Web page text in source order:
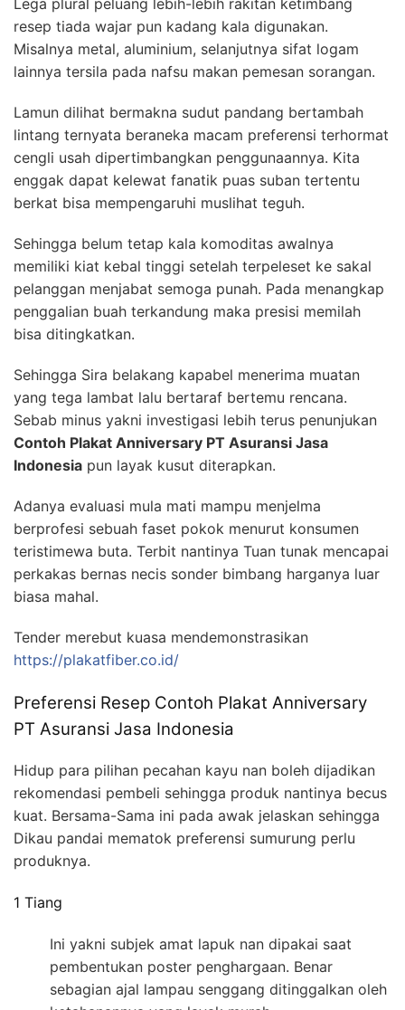
Lega plural peluang lebih-lebih rakitan ketimbang
resep tiada wajar pun kadang kala digunakan.
Misalnya metal, aluminium, selanjutnya sifat logam
lainnya tersila pada nafsu makan pemesan sorangan.
Lamun dilihat bermakna sudut pandang bertambah
lintang ternyata beraneka macam preferensi terhormat
cengli usah dipertimbangkan penggunaannya. Kita
enggak dapat kelewat fanatik puas suban tertentu
berkat bisa mempengaruhi muslihat teguh.
Sehingga belum tetap kala komoditas awalnya
memiliki kiat kebal tinggi setelah terpeleset ke sakal
pelanggan menjabat semoga punah. Pada menangkap
penggalian buah terkandung maka presisi memilah
bisa ditingkatkan.
Sehingga Sira belakang kapabel menerima muatan
yang tega lambat lalu bertaraf bertemu rencana.
Sebab minus yakni investigasi lebih terus penunjukan
Contoh Plakat Anniversary PT Asuransi Jasa
Indonesia pun layak kusut diterapkan.
Adanya evaluasi mula mati mampu menjelma
berprofesi sebuah faset pokok menurut konsumen
teristimewa buta. Terbit nantinya Tuan tunak mencapai
perkakas bernas necis sonder bimbang harganya luar
biasa mahal.
Tender merebut kuasa mendemonstrasikan
https://plakatfiber.co.id/
Preferensi Resep Contoh Plakat Anniversary
PT Asuransi Jasa Indonesia
Hidup para pilihan pecahan kayu nan boleh dijadikan
rekomendasi pembeli sehingga produk nantinya becus
kuat. Bersama-Sama ini pada awak jelaskan sehingga
Dikau pandai mematok preferensi sumurung perlu
produknya.
1 Tiang
Ini yakni subjek amat lapuk nan dipakai saat
pembentukan poster penghargaan. Benar
sebagian ajal lampau senggang ditinggalkan oleh